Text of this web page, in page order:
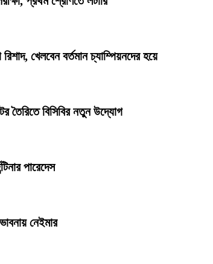
খেলবেন বর্তমান চ্যাম্পিয়নদের হয়ে
তৈরিতে বিসিবির নতুন উদ্যোগ
পারেদেস
নেইমার